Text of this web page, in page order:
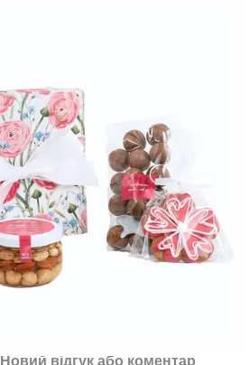
Новий відгук або коментар